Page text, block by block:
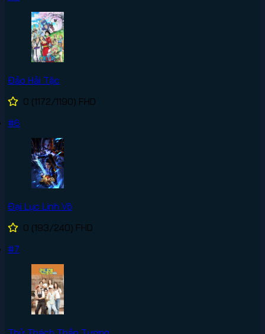
Đảo Hải Tặc
0 (1172/1190) FHD
#6
Đại Lục Linh Võ
0 (193/240) FHD
#7